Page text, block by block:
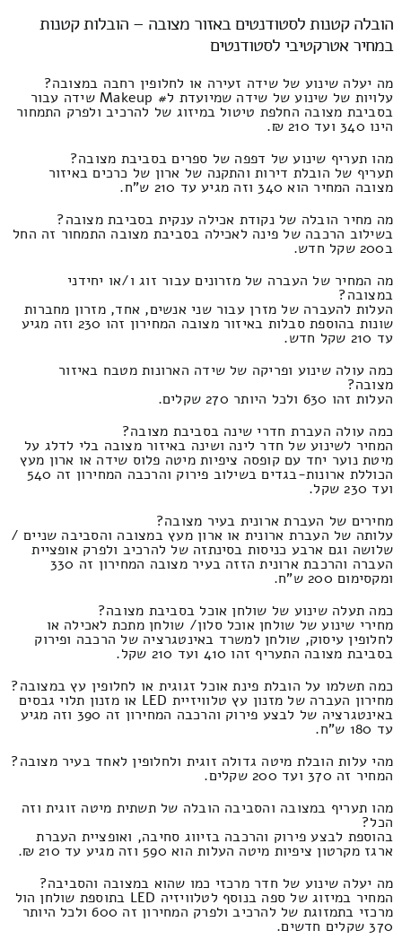
הובלה קטנות לסטודנטים באזור מצובה – הובלות קטנות
במחיר אטרקטיבי לסטודנטים
מה יעלה שינוע של שידה זעירה או לחלופין רחבה במצובה?
עלויות של שינוע של שידה שמיועדת ל# Makeup שידה עבור
בסביבת מצובה החלפת טיטול במיזוג של להרכיב ולפרק התמחור
הינו 340 ועד 210 ₪.
מהו תעריף שינוע של דפפה של ספרים בסביבת מצובה?
תעריף של הובלת דירות והתקנה של ארון של כרכים באיזור
מצובה המחיר הוא 340 וזה מגיע עד 210 ש"ח.
מה מחיר הובלה של נקודת אכילה ענקית בסביבת מצובה?
בשילוב הרכבה של פינה לאכילה בסביבת מצובה התמחור זה החל
ב200 שקל חדש.
מה המחיר של העברה של מזרונים עבור זוג ו/או יחידני
במצובה?
העלות להעברה של מזרן עבור שני אנשים, אחד, מזרון מחברות
שונות בהוספת סבלות באיזור מצובה המחירון זהו 230 וזה מגיע
עד 210 שקל חדש.
כמה עולה שינוע ופריקה של שידה הארונות מטבח באיזור
מצובה?
העלות זהו 630 ולכל היותר 270 שקלים.
כמה עולה העברת חדרי שינה בסביבת מצובה?
המחיר לשינוע של חדר לינה ושינה באיזור מצובה בלי לדלג על
מיטת נוער יחד עם קופסה ציפיות מיטה פלוס שידה או ארון מעץ
הכוללת ארונות-בגדים בשילוב פירוק והרכבה המחירון זה 540
ועד 230 שקל.
מחירים של העברת ארונית בעיר מצובה?
עלותה של העברת ארונית או ארון מעץ במצובה והסביבה שניים /
שלושה וגם ארבע כניסות בסינתזה של להרכיב ולפרק אופציית
העברה והרכבת ארונית הזזה בעיר מצובה המחירון זה 330
ומקסימום 200 ש"ח.
כמה תעלה שינוע של שולחן אוכל בסביבת מצובה?
מחירי שינוע של שולחן אוכל סלון/ שולחן מתכת לאכילה או
לחלופין עיסוק, שולחן למשרד באינטגרציה של הרכבה ופירוק
בסביבת מצובה התעריף זהו 410 ועד 210 שקל.
כמה תשלמו על הובלת פינת אוכל זגוגית או לחלופין עץ במצובה?
מחירון העברה של מזנון עץ טלוויזיית LED או מזנון תלוי גבסים
באינטגרציה של לבצע פירוק והרכבה המחירון זה 390 וזה מגיע
עד 180 ש"ח.
מהי עלות הובלת מיטה גדולה זוגית ולחלופין לאחד בעיר מצובה?
המחיר זה 370 ועד 200 שקלים.
מהו תעריף במצובה והסביבה הובלה של תשתית מיטה זוגית וזה
הכל?
בהוספת לבצע פירוק והרכבה בזיווג סחיבה, ואופציית העברת
ארגז מקרטון ציפיות מיטה העלות הוא 590 וזה מגיע עד 210 ₪.
מה יעלה שינוע של חדר מרכזי כמו שהוא במצובה והסביבה?
המחיר במיזוג של ספה בנוסף לטלוויזיה LED בתוספת שולחן הול
מרכזי בתמזוגת של להרכיב ולפרק המחירון זה 600 ולכל היותר
370 שקלים חדשים.